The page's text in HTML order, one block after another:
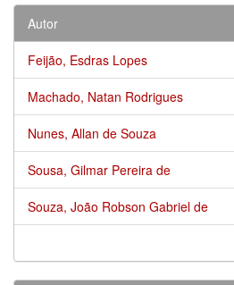
Autor
Feijão, Esdras Lopes
Machado, Natan Rodrigues
Nunes, Allan de Souza
Sousa, Gilmar Pereira de
Souza, João Robson Gabriel de